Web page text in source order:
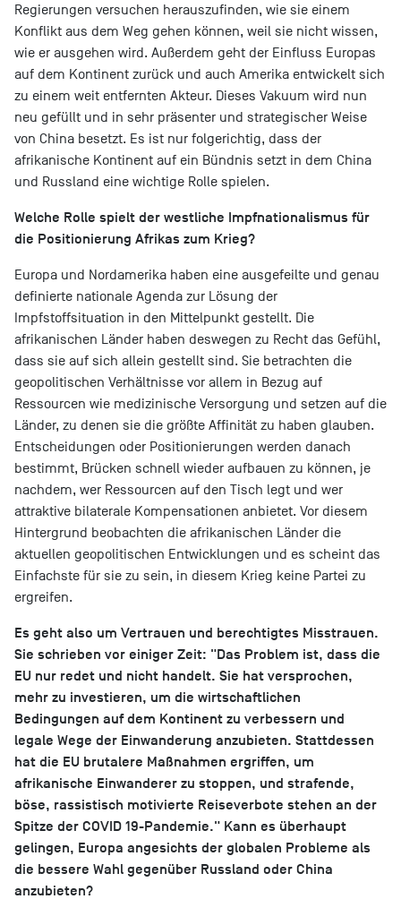
Regierungen versuchen herauszufinden, wie sie einem
Konflikt aus dem Weg gehen können, weil sie nicht wissen,
wie er ausgehen wird. Außerdem geht der Einfluss Europas
auf dem Kontinent zurück und auch Amerika entwickelt sich
zu einem weit entfernten Akteur. Dieses Vakuum wird nun
neu gefüllt und in sehr präsenter und strategischer Weise
von China besetzt. Es ist nur folgerichtig, dass der
afrikanische Kontinent auf ein Bündnis setzt in dem China
und Russland eine wichtige Rolle spielen.
Welche Rolle spielt der westliche Impfnationalismus für
die Positionierung Afrikas zum Krieg?
Europa und Nordamerika haben eine ausgefeilte und genau
definierte nationale Agenda zur Lösung der
Impfstoffsituation in den Mittelpunkt gestellt. Die
afrikanischen Länder haben deswegen zu Recht das Gefühl,
dass sie auf sich allein gestellt sind. Sie betrachten die
geopolitischen Verhältnisse vor allem in Bezug auf
Ressourcen wie medizinische Versorgung und setzen auf die
Länder, zu denen sie die größte Affinität zu haben glauben.
Entscheidungen oder Positionierungen werden danach
bestimmt, Brücken schnell wieder aufbauen zu können, je
nachdem, wer Ressourcen auf den Tisch legt und wer
attraktive bilaterale Kompensationen anbietet. Vor diesem
Hintergrund beobachten die afrikanischen Länder die
aktuellen geopolitischen Entwicklungen und es scheint das
Einfachste für sie zu sein, in diesem Krieg keine Partei zu
ergreifen.
Es geht also um Vertrauen und berechtigtes Misstrauen.
Sie schrieben vor einiger Zeit: "Das Problem ist, dass die
EU nur redet und nicht handelt. Sie hat versprochen,
mehr zu investieren, um die wirtschaftlichen
Bedingungen auf dem Kontinent zu verbessern und
legale Wege der Einwanderung anzubieten. Stattdessen
hat die EU brutalere Maßnahmen ergriffen, um
afrikanische Einwanderer zu stoppen, und strafende,
böse, rassistisch motivierte Reiseverbote stehen an der
Spitze der COVID 19-Pandemie." Kann es überhaupt
gelingen, Europa angesichts der globalen Probleme als
die bessere Wahl gegenüber Russland oder China
anzubieten?